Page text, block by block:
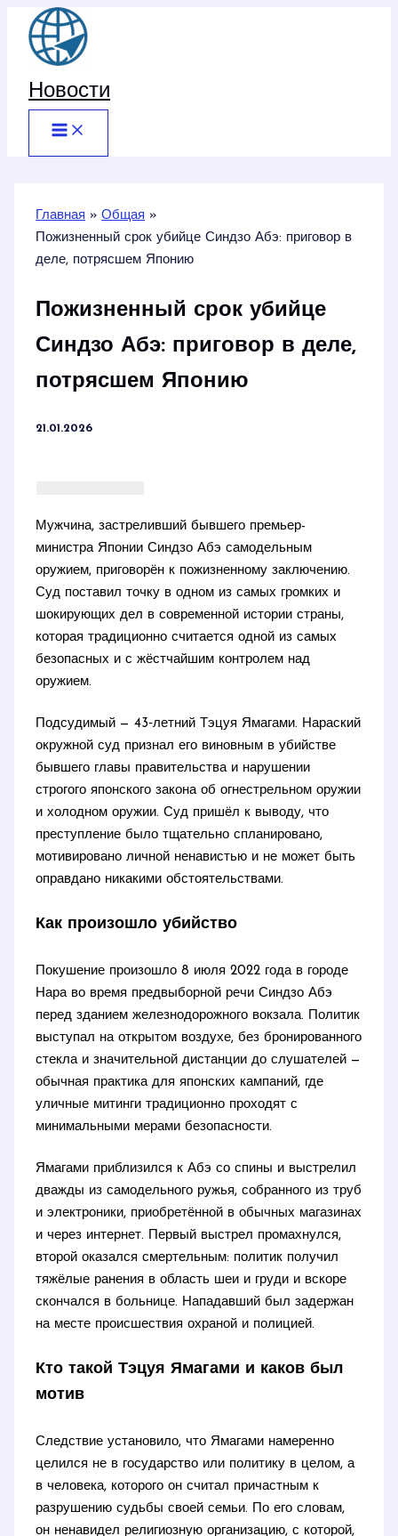
Перейти
содержимому
Новости
Главная
Общая
Пожизненный срок убийце Синдзо Абэ: приговор в
деле, потрясшем Японию
Пожизненный срок убийце
Синдзо Абэ: приговор в деле,
потрясшем Японию
21.01.2026
Мужчина, застреливший бывшего премьер-
министра Японии Синдзо Абэ самодельным
оружием, приговорён к пожизненному заключению.
Суд поставил точку в одном из самых громких и
шокирующих дел в современной истории страны,
которая традиционно считается одной из самых
безопасных и с жёстчайшим контролем над
оружием.
Подсудимый — 43‑летний Тэцуя Ямагами. Нараский
окружной суд признал его виновным в убийстве
бывшего главы правительства и нарушении
строгого японского закона об огнестрельном оружии
и холодном оружии. Суд пришёл к выводу, что
преступление было тщательно спланировано,
мотивировано личной ненавистью и не может быть
оправдано никакими обстоятельствами.
Как произошло убийство
Покушение произошло 8 июля 2022 года в городе
Нара во время предвыборной речи Синдзо Абэ
перед зданием железнодорожного вокзала. Политик
выступал на открытом воздухе, без бронированного
стекла и значительной дистанции до слушателей —
обычная практика для японских кампаний, где
уличные митинги традиционно проходят с
минимальными мерами безопасности.
Ямагами приблизился к Абэ со спины и выстрелил
дважды из самодельного ружья, собранного из труб
и электроники, приобретённой в обычных магазинах
и через интернет. Первый выстрел промахнулся,
второй оказался смертельным: политик получил
тяжёлые ранения в область шеи и груди и вскоре
скончался в больнице. Нападавший был задержан
на месте происшествия охраной и полицией.
Кто такой Тэцуя Ямагами и каков был
мотив
Следствие установило, что Ямагами намеренно
целился не в государство или политику в целом, а
в человека, которого он считал причастным к
разрушению судьбы своей семьи. По его словам,
он ненавидел религиозную организацию, с которой,